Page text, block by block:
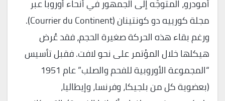
أمودرو، المتوجِّه إلى الجمهور في أنحاء أوروبا عبر
مجلة كورييه دو كونتينان (Courrier du Continent).
ورغم بقاء هذه الحركة صغيرة الحجم، فقد عُرض
هيكلها خلال المؤتمر على نحو لافت. فقبل تأسيس
“المجموعة الأوروبية للفحم والصلب” عام 1951
(بعضوية كل من بلجيكا، وفرنسا، وإيطاليا،